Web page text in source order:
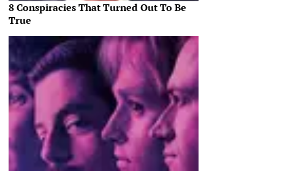
8 Conspiracies That Turned Out To Be
True